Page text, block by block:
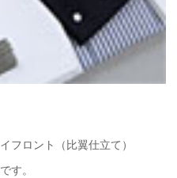
フロント（比翼仕立て）
す。